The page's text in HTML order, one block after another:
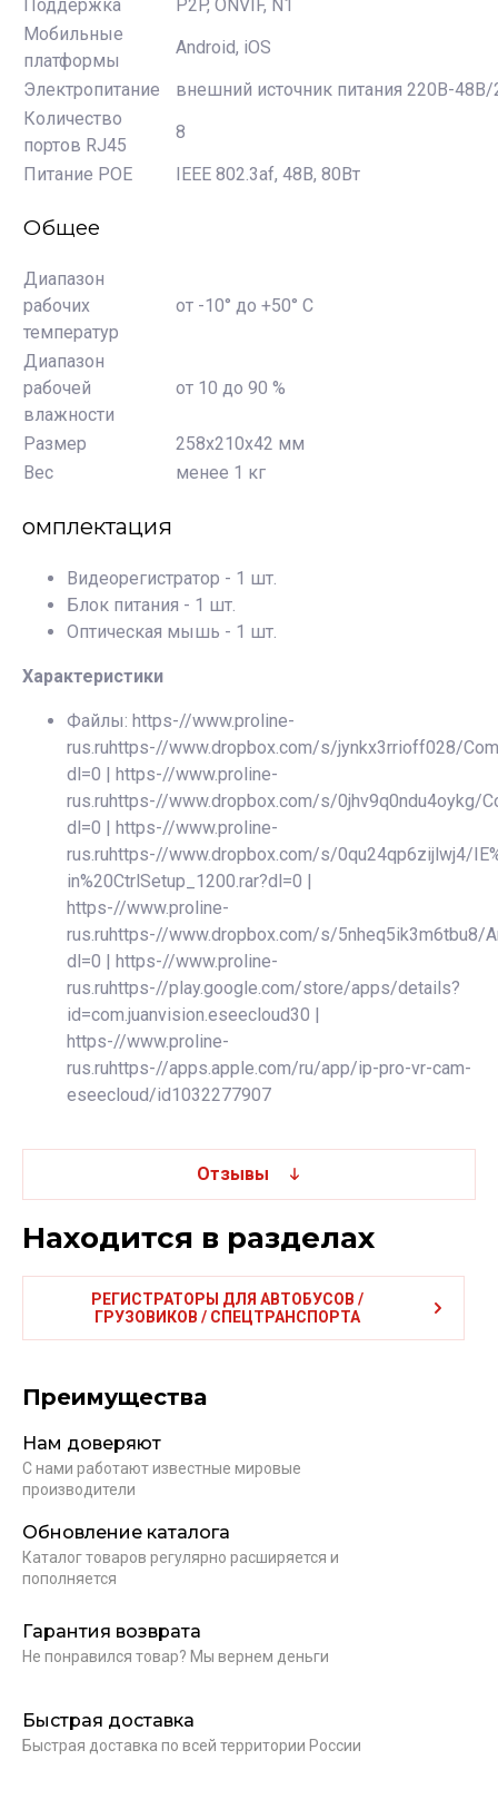
Поддержка
P2P, ONVIF, N1
Мобильные
платформы
Android, iOS
Электропитание
внешний источник питания 220В-48В/
Количество
портов RJ45
8
Питание POE
IEEE 802.3af, 48В, 80Вт
Общее
Диапазон
рабочих
температур
от -10° до +50° С
Диапазон
рабочей
влажности
от 10 до 90 %
Размер
258x210x42 мм
Вес
менее 1 кг
омплектация
Видеорегистратор - 1 шт.
Блок питания - 1 шт.
Оптическая мышь - 1 шт.
Характеристики
Файлы: https-//www.proline-
rus.ruhttps-//www.dropbox.com/s/jynkx3rrioff028/
dl=0 | https-//www.proline-
rus.ruhttps-//www.dropbox.com/s/0jhv9q0ndu4oykg/
dl=0 | https-//www.proline-
rus.ruhttps-//www.dropbox.com/s/0qu24qp6zijlwj4/
in%20CtrlSetup_1200.rar?dl=0 |
https-//www.proline-
rus.ruhttps-//www.dropbox.com/s/5nheq5ik3m6tbu8/
dl=0 | https-//www.proline-
rus.ruhttps-//play.google.com/store/apps/details?
id=com.juanvision.eseecloud30 |
https-//www.proline-
rus.ruhttps-//apps.apple.com/ru/app/ip-pro-vr-cam-
eseecloud/id1032277907
Отзывы
Находится в разделах
РЕГИСТРАТОРЫ ДЛЯ АВТОБУСОВ /
ГРУЗОВИКОВ / СПЕЦТРАНСПОРТА
Преимущества
Нам доверяют
С нами работают известные мировые
производители
Обновление каталога
Каталог товаров регулярно расширяется и
пополняется
Гарантия возврата
Не понравился товар? Мы вернем деньги
Быстрая доставка
Быстрая доставка по всей территории России